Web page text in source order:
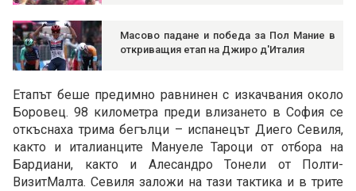
Масово падане и победа за Пол Мание в
откриващия етап на Джиро д'Италия
Етапът беше предимно равнинен с изкачвания около
Боровец. 98 километра преди влизането в София се
откъснаха трима бегълци – испанецът Диего Севиля,
както и италианците Мануеле Тароци от отбора на
Бардиани, както и Алесандро Тонели от Полти-
ВизитМалта. Севиля заложи на тази тактика и в трите